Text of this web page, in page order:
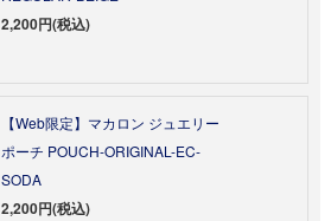
2,200円(税込)
【Web限定】マカロン ジュエリー
ポーチ POUCH-ORIGINAL-EC-
SODA
2,200円(税込)